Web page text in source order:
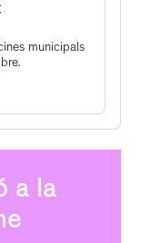
municipals
a la